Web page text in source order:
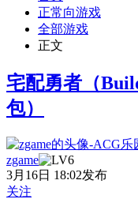
正常向游戏
全部游戏
正文
宅配勇者（
包）
zgame
3月16日 18:02发布
关注